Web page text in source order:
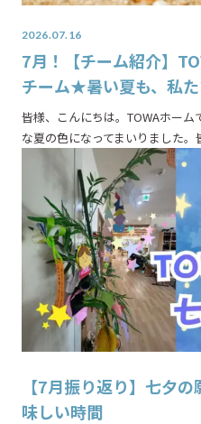
2026.07.16
7月！【チーム紹介】
チーム★暑い夏も、私た
皆様、こんにちは。TOWAホー
な夏の色になってまいりました
【7月振り返り】七夕
味しい時間